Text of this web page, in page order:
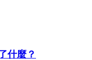
什麼？